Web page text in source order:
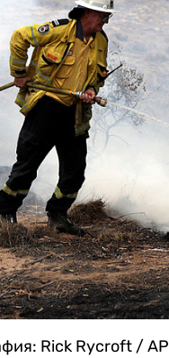
Rick Rycroft / AP